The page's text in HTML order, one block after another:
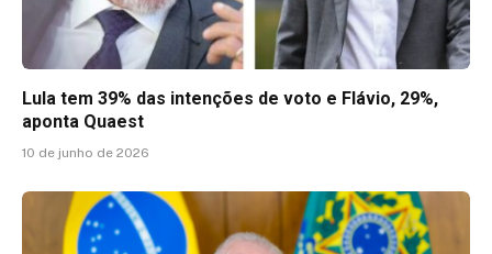
Lula tem 39% das intenções de voto e Flávio, 29%,
aponta Quaest
10 de junho de 2026